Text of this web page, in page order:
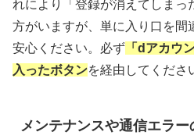
れにより「登録が消えてしまっ
方がいますが、単に入り口を間
安心ください。必ず 「dアカウ
入ったボタンを経由してくださ
メンテナンスや通信エラー